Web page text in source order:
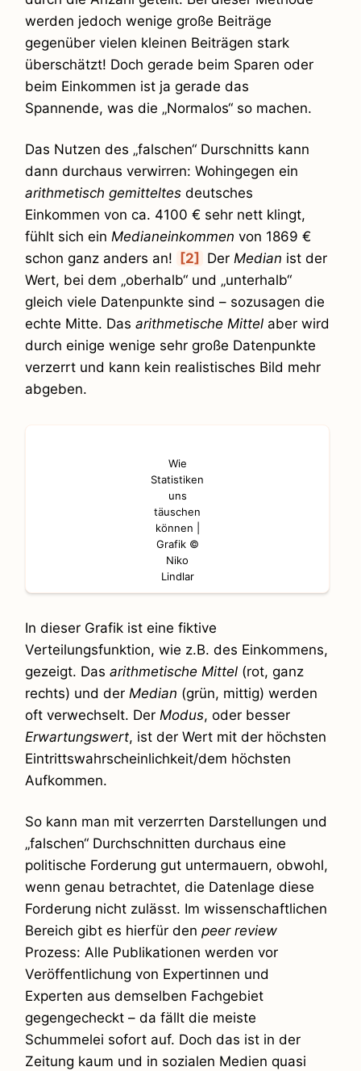
werden jedoch wenige große Beiträge
gegenüber vielen kleinen Beiträgen stark
überschätzt! Doch gerade beim Sparen oder
beim Einkommen ist ja gerade das
Spannende, was die „Normalos“ so machen.
Das Nutzen des „falschen“ Durschnitts kann
dann durchaus verwirren: Wohingegen ein
arithmetisch gemitteltes deutsches
Einkommen von ca. 4100 € sehr nett klingt,
fühlt sich ein Medianeinkommen von 1869 €
schon ganz anders an! [2] Der Median ist der
Wert, bei dem „oberhalb“ und „unterhalb“
gleich viele Datenpunkte sind – sozusagen die
echte Mitte. Das arithmetische Mittel aber wird
durch einige wenige sehr große Datenpunkte
verzerrt und kann kein realistisches Bild mehr
abgeben.
Wie
Statistiken
uns
täuschen
können |
Grafik ©
Niko
Lindlar
In dieser Grafik ist eine fiktive
Verteilungsfunktion, wie z.B. des Einkommens,
gezeigt. Das arithmetische Mittel (rot, ganz
rechts) und der Median (grün, mittig) werden
oft verwechselt. Der Modus, oder besser
Erwartungswert, ist der Wert mit der höchsten
Eintrittswahrscheinlichkeit/dem höchsten
Aufkommen.
So kann man mit verzerrten Darstellungen und
„falschen“ Durchschnitten durchaus eine
politische Forderung gut untermauern, obwohl,
wenn genau betrachtet, die Datenlage diese
Forderung nicht zulässt. Im wissenschaftlichen
Bereich gibt es hierfür den peer review
Prozess: Alle Publikationen werden vor
Veröffentlichung von Expertinnen und
Experten aus demselben Fachgebiet
gegengecheckt – da fällt die meiste
Schummelei sofort auf. Doch das ist in der
Zeitung kaum und in sozialen Medien quasi